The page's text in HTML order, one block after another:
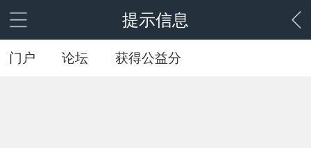
提示信息
门户 论坛 获得公益分